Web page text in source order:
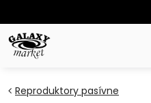
Reproduktory pasívne